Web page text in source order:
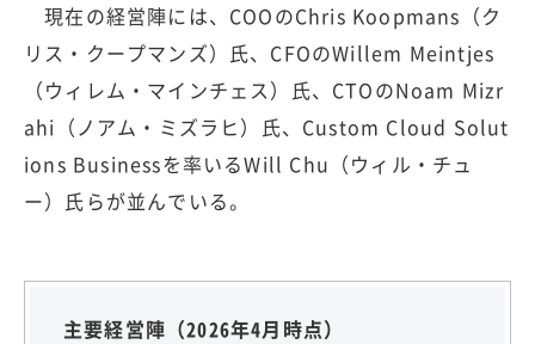
現在の経営陣には、COOのChris Koopmans（ク
リス・クープマンズ）氏、CFOのWillem Meintjes
（ウィレム・マインチェス）氏、CTOのNoam Mizr
ahi（ノアム・ミズラヒ）氏、Custom Cloud Solut
ions Businessを率いるWill Chu（ウィル・チュ
ー）氏らが並んでいる。
主要経営陣（2026年4月時点）